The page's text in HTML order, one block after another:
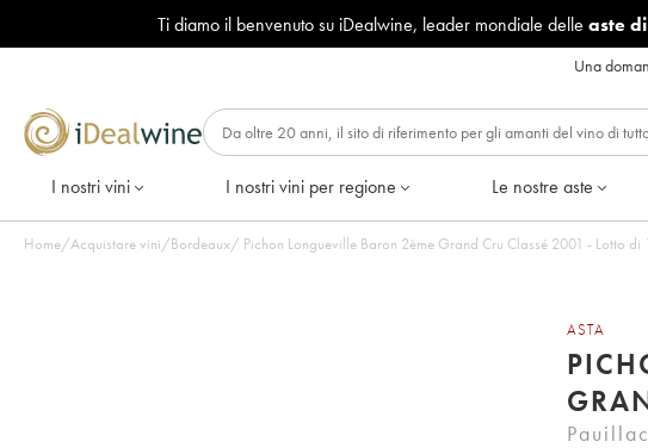
Ti diamo il benvenuto su iDealwine, leader mondiale delle aste
Una
I nostri vini I nostri vini per regione Le nostre aste
Home/Acquistare vini/Bordeaux/ Pichon Longueville Baron 2ème Grand Cru Classé 2001 - Lotto
ASTA